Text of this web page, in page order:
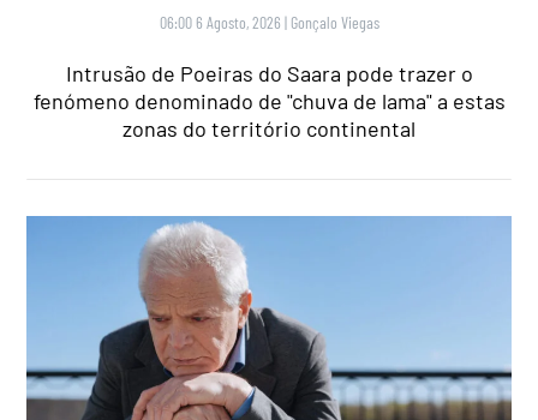
06:00 6 Agosto, 2026 | Gonçalo Viegas
Intrusão de Poeiras do Saara pode trazer o
fenómeno denominado de "chuva de lama" a estas
zonas do território continental